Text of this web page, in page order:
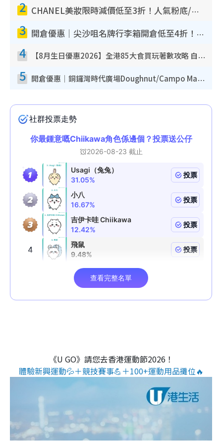
2 CHANEL美妝限時減價低至3折！人氣粉底/唇膏/精華液低至$275！COCO香水都有平
3 開倉優惠｜尖沙咀名牌行李箱開倉低至4折！一連5日 American Tourister/ace./Hallmark $200起！
4 【8月生日優惠2026】全港85大食買玩著數攻略 自助餐/火鍋放題同行免費＋誠品/DONKI送現金券
5 開倉優惠｜銅鑼灣時代廣場Doughnut/Campo Marzio開倉低至1折！背囊、書包、手袋劈價$200起
《U GO》請您去香港運動節2026！
體驗新興運動💦＋競技賽事💪＋100+運動用品攤位🔥